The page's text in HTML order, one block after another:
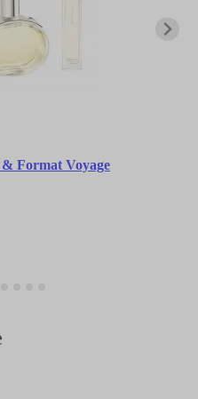
Format Voyage